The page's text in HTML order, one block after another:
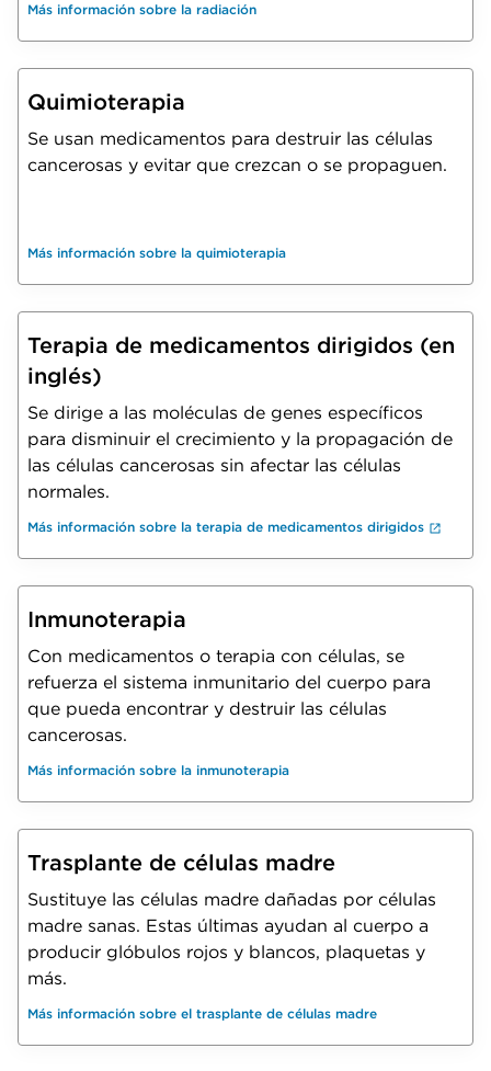
Más información sobre la radiación
Quimioterapia
Se usan medicamentos para destruir las células
cancerosas y evitar que crezcan o se propaguen.
Más información sobre la quimioterapia
Terapia de medicamentos dirigidos (en
inglés)
Se dirige a las moléculas de genes específicos
para disminuir el crecimiento y la propagación de
las células cancerosas sin afectar las células
normales.
Más información sobre la terapia de medicamentos dirigidos
Inmunoterapia
Con medicamentos o terapia con células, se
refuerza el sistema inmunitario del cuerpo para
que pueda encontrar y destruir las células
cancerosas.
Más información sobre la inmunoterapia
Trasplante de células madre
Sustituye las células madre dañadas por células
madre sanas. Estas últimas ayudan al cuerpo a
producir glóbulos rojos y blancos, plaquetas y
más.
Más información sobre el trasplante de células madre